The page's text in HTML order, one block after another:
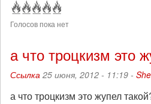
Голосов пока нет
а что троцкизм это
Ссылка 25 июня, 2012 - 11:19 -
а что троцкизм это жупел